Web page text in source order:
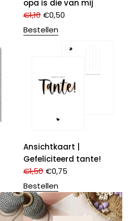
opa is die van mij
€1,10 €0,50
Bestellen
Ansichtkaart |
Gefeliciteerd tante!
€1,50 €0,75
Bestellen